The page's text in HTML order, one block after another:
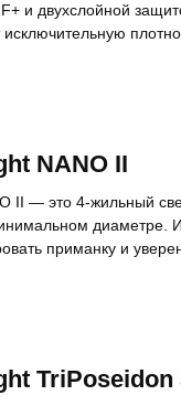
и двухслойной
NANO II
II — это 4-жильный
диаметре.
приманку и
TriPoseidon